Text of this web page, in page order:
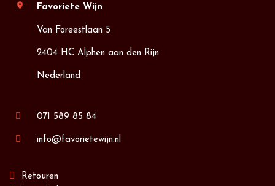
location_on Favoriete Wijn
Van Foreestlaan 5
2404 HC Alphen aan den Rijn
Nederland
071 589 85 84
info@favorietewijn.nl
Retouren